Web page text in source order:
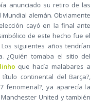
anunciado su retiro de las
alemán. Obviamente
cayó en la final ante
de este hecho fue el
siguientes años tendrían
¿Quién tomaba el sitio del
que hacía malabares a
continental del Barça?,
fenomenal?, ya aparecía la
United y también